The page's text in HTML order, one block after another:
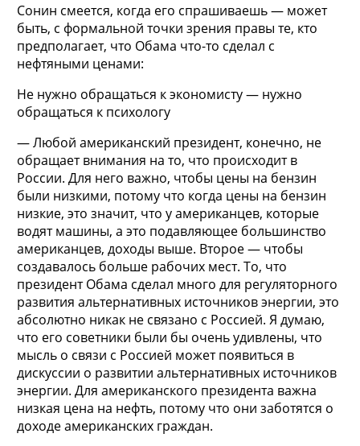
Сонин смеется, когда его спрашиваешь — может
быть, с формальной точки зрения правы те, кто
предполагает, что Обама что-то сделал с
нефтяными ценами:
Не нужно обращаться к экономисту — нужно
обращаться к психологу
— Любой американский президент, конечно, не
обращает внимания на то, что происходит в
России. Для него важно, чтобы цены на бензин
были низкими, потому что когда цены на бензин
низкие, это значит, что у американцев, которые
водят машины, а это подавляющее большинство
американцев, доходы выше. Второе — чтобы
создавалось больше рабочих мест. То, что
президент Обама сделал много для регуляторного
развития альтернативных источников энергии, это
абсолютно никак не связано с Россией. Я думаю,
что его советники были бы очень удивлены, что
мысль о связи с Россией может появиться в
дискуссии о развитии альтернативных источников
энергии. Для американского президента важна
низкая цена на нефть, потому что они заботятся о
доходе американских граждан.